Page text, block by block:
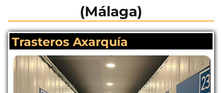
(Málaga)
Trasteros Axarquía